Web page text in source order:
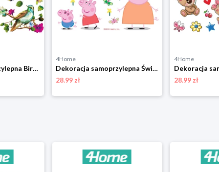
Dekoracja samoprzylepna Birds, 30 x 30 cm 4-Home
4Home
Dekoracja samoprzylepna Świnka Peppa, 30 x 30 cm 4-Home
28.99 zł
4Home
28.99 zł